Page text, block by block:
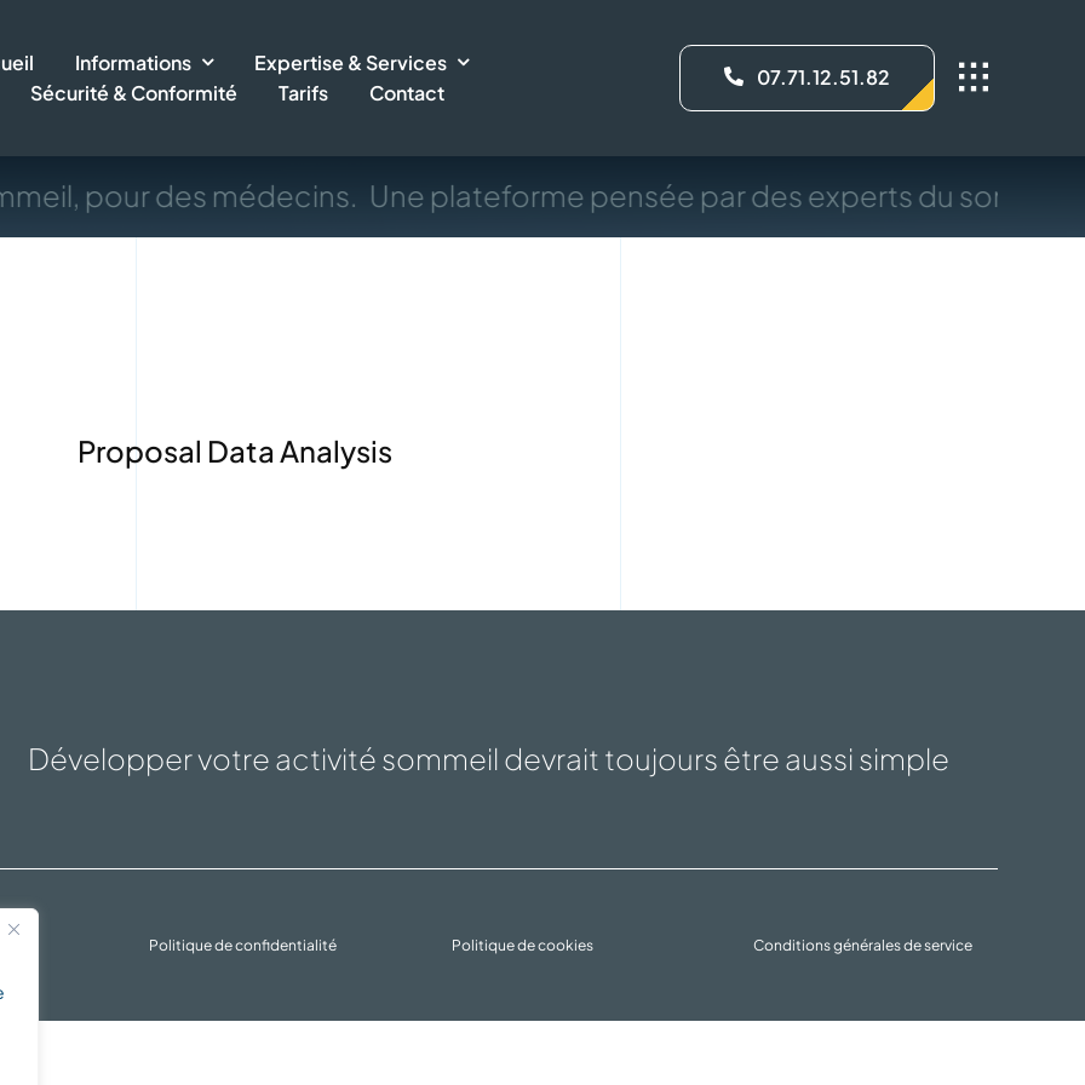
Informations
Expertise & Services
Sécurité & Conformité
Tarifs Contact
07.71.12.51.82
pour des médecins. Une plateforme pensée par des experts du
Proposal Data Analysis
Développer votre activité sommeil devrait toujours être aussi simple
Politique de confidentialité Politique de cookies Conditions générales de service